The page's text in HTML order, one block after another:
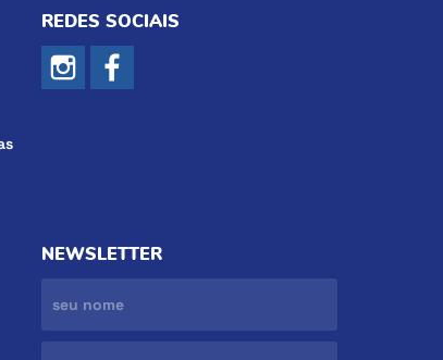
REDES SOCIAIS
NEWSLETTER